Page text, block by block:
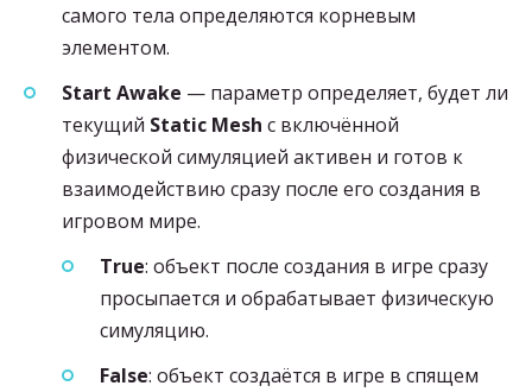
самого тела определяются корневым
элементом.
Start Awake — параметр определяет, будет ли
текущий Static Mesh с включённой
физической симуляцией активен и готов к
взаимодействию сразу после его создания в
игровом мире.
True: объект после создания в игре сразу
просыпается и обрабатывает физическую
симуляцию.
False: объект создаётся в игре в спящем